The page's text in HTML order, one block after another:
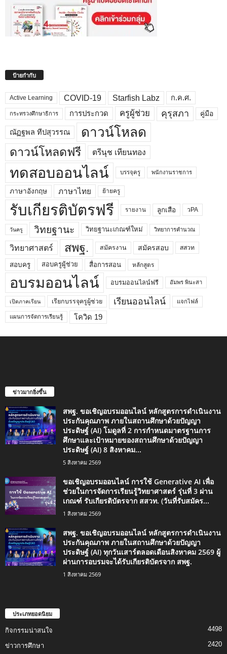
ป้ายกำกับ
Active Learning COVID-19 Starfish Labz ก.ค.ศ.
กระทรวงศึกษาธิการ การประกวด ครูผู้ช่วย คุรุสภา คู่มือ
ณัฏฐพล ทีปสุวรรณ ดาวน์โหลด
ดาวน์โหลดฟรี ตรีนุช เทียนทอง
ทดสอบออนไลน์ บรรจุครู พนักงานราชการ
ภาษาอังกฤษ ภาษาไทย ย้ายครู
รับเกียรติบัตรฟรี รายงาน ลูกเสือ วPA
วันครู วิทยฐานะ วิทยฐานะเกณฑ์ใหม่ วิทยาการคำนวณ
วิทยาศาสตร์ สพฐ. สมัครงาน สมัครสอบ สสวท
สอบครู สอบครูผู้ช่วย สื่อการสอน หลักสูตร
อบรมออนไลน์ อบรมออนไลน์ฟรี อัมพร พินะสา
เปิดภาคเรียน เรียกบรรจุครูผู้ช่วย เรียนออนไลน์ แจกไฟล์
แผนการจัดการเรียนรู้ โควิด 19
ข่าวมากยิ่งขึ้น
สพฐ. ขอเชิญอบรมออนไลน์ หลักสูตรการดำเนินงาน
ประกันคุณภาพ ภายในสถานศึกษาด้วยปัญญา
ประดิษฐ์ (AI) โมดูลที่ 2 การกำหนดมาตรฐานการ
ศึกษาและเป้าหมายของสถานศึกษาด้วยปัญญา
ประดิษฐ์ (AI) 8 สิงหาคม...
5 สิงหาคม 2569
ขอเชิญอบรมออนไลน์ การใช้ Generative AI เพื่อ
ช่วยในการจัดการเรียนรู้วิทยาศาสตร์ รุ่นที่ 3 ผ่าน
เกณฑ์ รับเกียรติบัตรจาก สสวท. (วันที่รับสมัคร...
1 สิงหาคม 2569
สพฐ. ขอเชิญอบรมออนไลน์ หลักสูตรการดำเนินงาน
ประกันคุณภาพ ภายในสถานศึกษาด้วยปัญญา
ประดิษฐ์ (AI) ทุกวันเสาร์ตลอดเดือนสิงหาคม 2569 ผู้
ผ่านการอบรมจะได้รับเกียรติบัตรจาก สพฐ.
1 สิงหาคม 2569
ประเภทยอดนิยม
กิจกรรมน่าสนใจ 4498
ข่าวการศึกษา 2420